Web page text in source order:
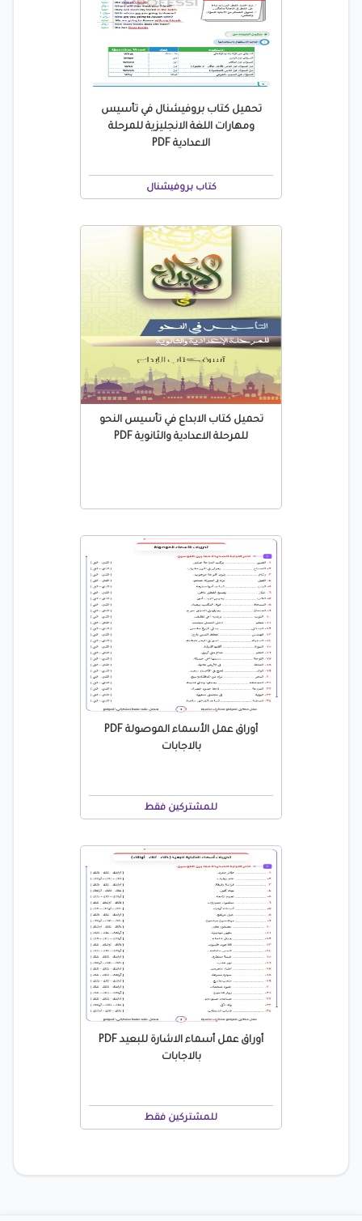
تحميل كتاب بروفيشنال في تأسيس
ومهارات اللغة الانجليزية للمرحلة
الاعدادية PDF
كتاب بروفيشنال
تحميل كتاب الابداع في تأسيس النحو
للمرحلة الاعدادية والثانوية PDF
أوراق عمل الأسماء الموصولة PDF
بالاجابات
للمشتركين فقط
أوراق عمل أسماء الاشارة للبعيد PDF
بالاجابات
للمشتركين فقط